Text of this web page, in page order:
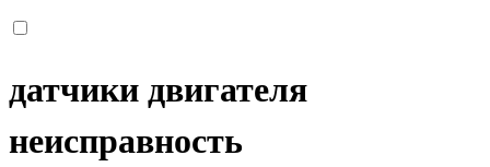
датчики двигателя
неисправность